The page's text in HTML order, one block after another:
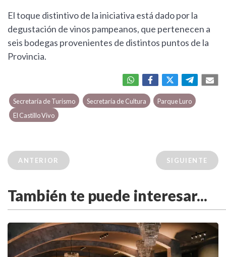
El toque distintivo de la iniciativa está dado por la
degustación de vinos pampeanos, que pertenecen a
seis bodegas provenientes de distintos puntos de la
Provincia.
Secretaría de Turismo Secretaría de Cultura
Parque Luro
El Castillo Vivo
ANTERIOR SIGUIENTE
También te puede interesar...